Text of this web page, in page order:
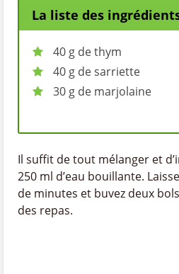
La liste des
40 g de thym
40 g de sarriette
30 g de marjolaine
Il suffit de tout mélanger et
250 ml d’eau bouillante.
de minutes et buvez deux
des repas.